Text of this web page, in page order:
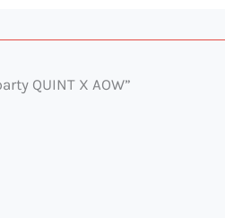
QUINT X AOW”